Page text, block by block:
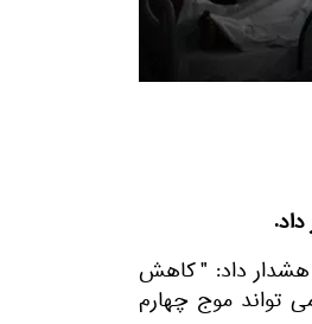
هشدار داد: " کاهش
تواند موج چهارم